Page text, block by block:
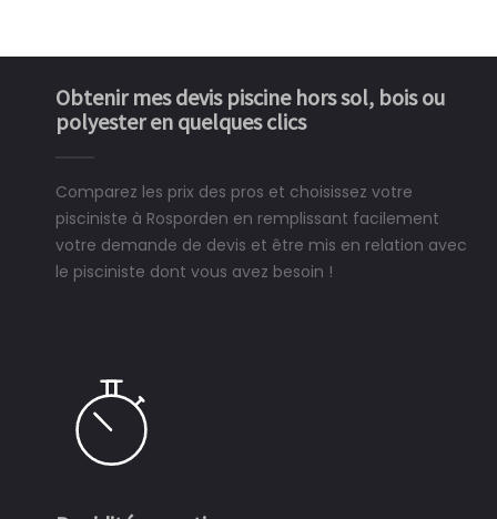
Obtenir mes devis piscine hors sol, bois ou
polyester en quelques clics
Comparez les prix des pros et choisissez votre
pisciniste à Rosporden en remplissant facilement
votre demande de devis et être mis en relation avec
le pisciniste dont vous avez besoin !